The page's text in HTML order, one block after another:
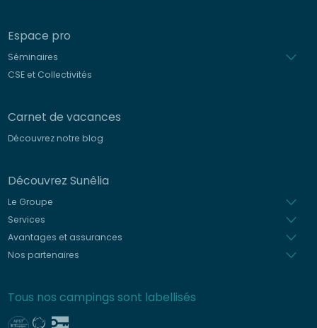
Espace pro
Séminaires
CSE et Collectivités
Carnet de vacances
Découvrez notre blog
Découvrez Sunêlia
Le Groupe
Services
Avantages et assurances
Nos partenaires
Tous nos campings sont labellisés